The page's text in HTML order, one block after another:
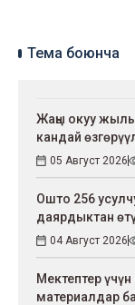
Тема боюнча
Жаңы окуу
кандай
05 Август 2026
Ошто 256
даярдыктан
04 Август 2026
Мектептер
материалдар